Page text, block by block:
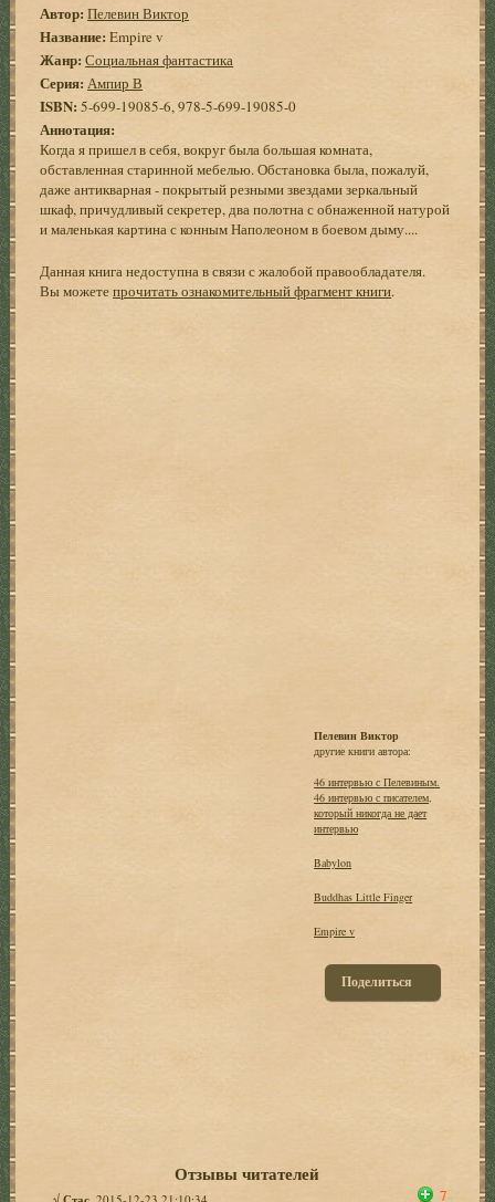
Автор: Пелевин Виктор
Название: Empire v
Жанр: Социальная фантастика
Серия:Ампир В
ISBN:5-699-19085-6, 978-5-699-19085-0
Аннотация:
Когда я пришел в себя, вокруг была большая комната,
обставленная старинной мебелью. Обстановка была, пожалуй,
даже антикварная - покрытый резными звездами зеркальный
шкаф, причудливый секретер, два полотна с обнаженной натурой
и маленькая картина с конным Наполеоном в боевом дыму....
Данная книга недоступна в связи с жалобой правообладателя.
Вы можетепрочитать ознакомительный фрагмент книги.
Пелевин Виктор
другие книги автора:
46 интервью с Пелевиным.
46 интервью с писателем,
который никогда не дает
интервью
Babylon
Buddhas Little Finger
Empire v
Поделиться
Отзывы читателей
7